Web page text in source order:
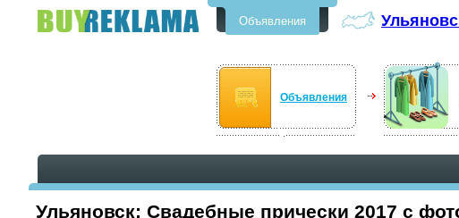
Объявления
Объявления
Ульяновск: Свадебные прически 2017 с